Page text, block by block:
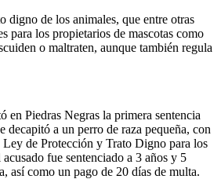
digno de los animales, que entre otras
para los propietarios de mascotas como
o maltraten, aunque también regula
en Piedras Negras la primera sentencia
decapitó a un perro de raza pequeña, con
de Protección y Trato Digno para los
fue sentenciado a 3 años y 5
así como un pago de 20 días de multa.